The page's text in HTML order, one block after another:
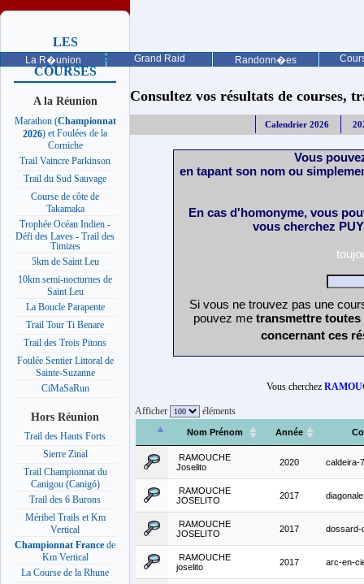
La R�union Grand Raid Randonn�es
LES
PROCHAINES
COURSES
A la Réunion
Marathon (Championnat
2026) et Foulées de la
Corniche
Trail Vaincre Parkinson
Trail du Sud Sauvage
Course de côte de
Takamaka
Trophée Océan Indien -
Défi des Laves - Trail des
Timizes
5km de Saint Leu
10km semi-nocturnes de
Saint Leu
La Boucle Parapente
Trail Tour Ti Benare
Trail des Trois Pitons
Foulée Sentier Littoral de
Sainte-Suzanne
CiMaSaRun
Hors Réunion
Trail des Hauts Forts
Sierre Zinal
Trail Championnat du
Canigou (Canigó)
Trail des 6 Burons
Méribel Trails et Km
Vertical
Championnat France de
Km Vertical
La Course de la Rhune
Consultez vos résultats de courses,
Calendrier 2026
Vous
en tapant son nom ou
En cas d'homonyme, vous
vous cherchez
Si vous ne trouvez pas une
pouvez me transmettre
concernant ces
Vous cherchez
Afficher éléments
Nom Prénom Année
RAMOUCHE
Joselito
2020 caldeira-
RAMOUCHE
JOSELITO
2017 diagonale
RAMOUCHE
JOSELITO
2017 dossard-
RAMOUCHE
joselito
2017 arc-en-